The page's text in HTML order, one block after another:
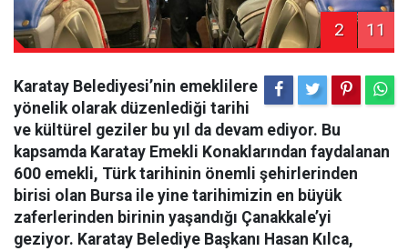
2 11
Karatay Belediyesi’nin emeklilere
yönelik olarak düzenlediği tarihi
ve kültürel geziler bu yıl da devam ediyor. Bu
kapsamda Karatay Emekli Konaklarından faydalanan
600 emekli, Türk tarihinin önemli şehirlerinden
birisi olan Bursa ile yine tarihimizin en büyük
zaferlerinden birinin yaşandığı Çanakkale’yi
geziyor. Karatay Belediye Başkanı Hasan Kılca,